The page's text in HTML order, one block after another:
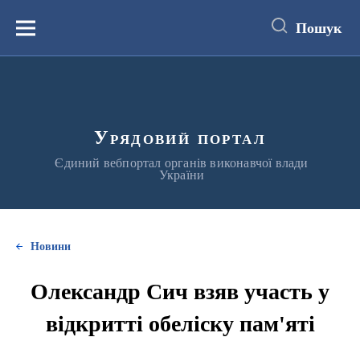
вмістуМеню Пошук
Урядовий портал
Єдиний вебпортал органів виконавчої влади
України
Новини
Олександр Сич взяв участь у
відкритті обеліску пам'яті